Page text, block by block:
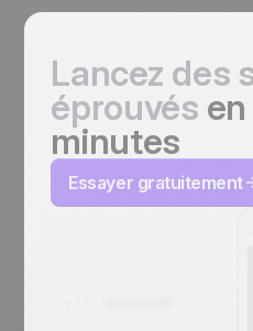
Lancez des
éprouvés
minutes
Essayer gratuitement